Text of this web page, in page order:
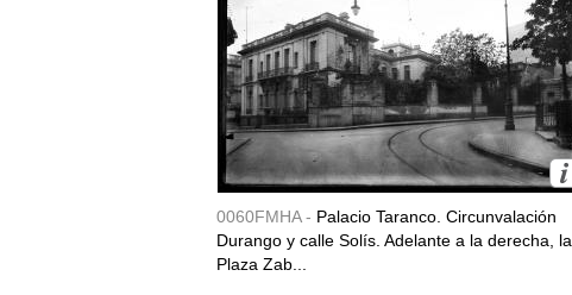
0060FMHA - Palacio Taranco. Circunvalación
Durango y calle Solís. Adelante a la derecha, la
Plaza Zab...